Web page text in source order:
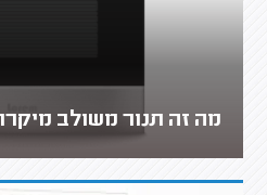
מה זה תנור משולב